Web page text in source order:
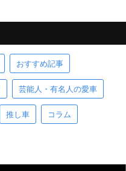
おすすめ記事
芸能人・有名人の愛車
推し車 コラム